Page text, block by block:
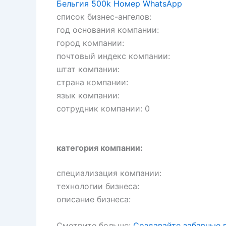
Бельгия 500k Номер WhatsApp
список бизнес-ангелов:
год основания компании:
город компании:
почтовый индекс компании:
штат компании:
страна компании:
язык компании:
сотрудник компании: 0
категория компании:
специализация компании:
технологии бизнеса:
описание бизнеса: